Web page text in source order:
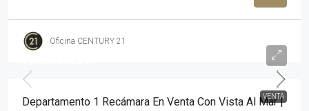
Oficina CENTURY 21
VENTA
Departamento 1 Recámara En Venta Con Vista Al Mar |